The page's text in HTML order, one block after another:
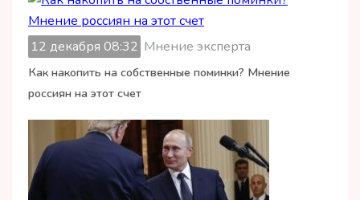
12 декабря 08:32 Мнение эксперта
Как накопить на собственные поминки? Мнение
россиян на этот счет